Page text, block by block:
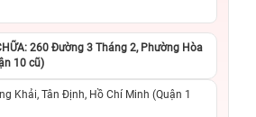
260 Đường 3 Tháng 2, Phường Hòa
10 cũ)
Khải, Tân Định, Hồ Chí Minh (Quận 1